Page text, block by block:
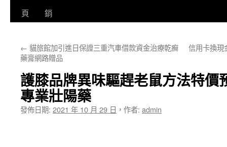
要
容
頁
銷
← 貓旅館加引進日保證三重汽車借款資金治療乾癬
藥膏網路贈品
信用卡換現
護膝品牌異味驅趕老鼠方法特價
專業壯陽藥
發佈日期: 2021 年 10 月 29 日 ， 作者: admin